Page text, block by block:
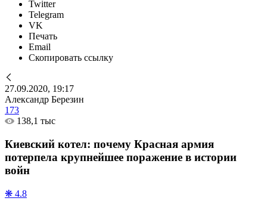
Twitter
Telegram
VK
Печать
Email
Скопировать ссылку
27.09.2020, 19:17
Александр Березин
173
138,1 тыс
Киевский котел: почему Красная армия
потерпела крупнейшее поражение в истории
войн
❋ 4.8